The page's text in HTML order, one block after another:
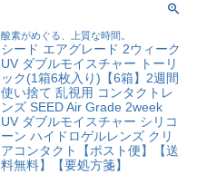
酸素がめぐる、上質な時間。
シード エアグレード 2ウィーク
UV ダブルモイスチャー トーリ
ック(1箱6枚入り)【6箱】2週間
使い捨て 乱視用 コンタクトレ
ンズ SEED Air Grade 2week
UV ダブルモイスチャー シリコ
ーン ハイドロゲルレンズ クリ
アコンタクト【ポスト便】【送
料無料】【要処方箋】